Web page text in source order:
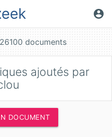
account_circle
ajoutés par
DOCUMENT